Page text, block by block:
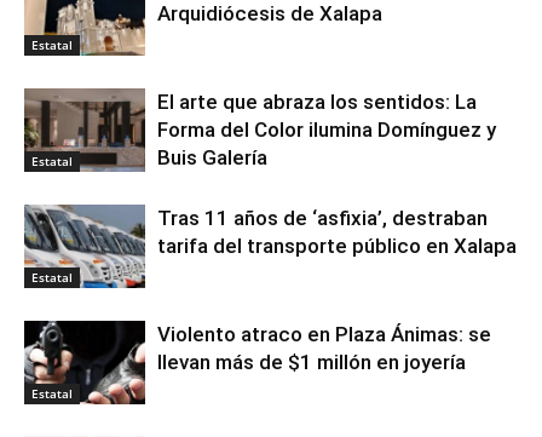
Estatal
Arquidiócesis de Xalapa
Estatal
El arte que abraza los sentidos: La
Forma del Color ilumina Domínguez y
Buis Galería
Estatal
Tras 11 años de ‘asfixia’, destraban
tarifa del transporte público en Xalapa
Estatal
Violento atraco en Plaza Ánimas: se
llevan más de $1 millón en joyería